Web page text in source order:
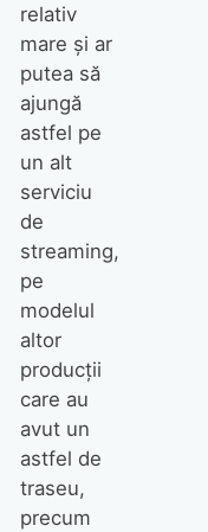
relativ
mare și ar
putea să
ajungă
astfel pe
un alt
serviciu
de
streaming,
pe
modelul
altor
producții
care au
avut un
astfel de
traseu,
precum